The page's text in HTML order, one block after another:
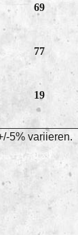
69
77
19
5% variieren.